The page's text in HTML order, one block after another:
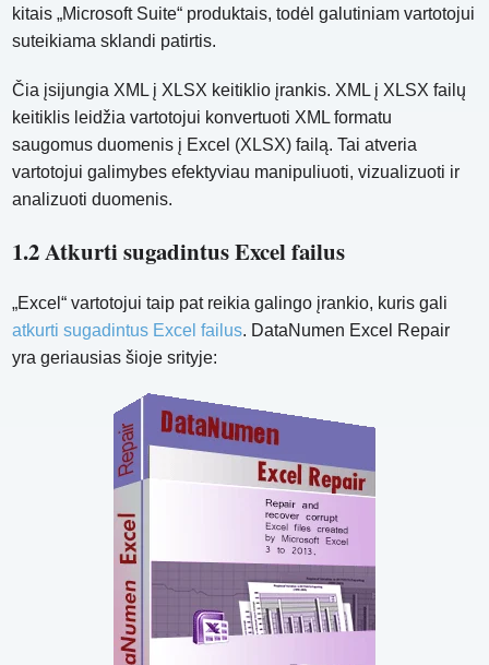
kitais „Microsoft Suite“ produktais, todėl galutiniam vartotojui
suteikiama sklandi patirtis.
Čia įsijungia XML į XLSX keitiklio įrankis. XML į XLSX failų
keitiklis leidžia vartotojui konvertuoti XML formatu
saugomus duomenis į Excel (XLSX) failą. Tai atveria
vartotojui galimybes efektyviau manipuliuoti, vizualizuoti ir
analizuoti duomenis.
1.2 Atkurti sugadintus Excel failus
„Excel“ vartotojui taip pat reikia galingo įrankio, kuris gali
atkurti sugadintus Excel failus. DataNumen Excel Repair
yra geriausias šioje srityje: